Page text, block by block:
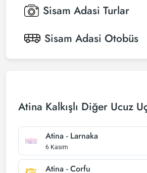
Sisam Adasi Turlar
Sisam Adasi Otobüs
Atina Kalkışlı Diğer Ucuz
Atina - Larnaka
6 Kasım
Atina - Corfu